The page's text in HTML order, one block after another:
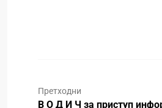
Претходни
В О Д И Ч за приступ